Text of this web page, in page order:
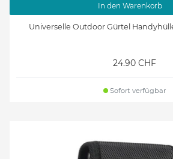
In den Warenkorb
Universelle Outdoor Gürtel
24.90 CHF
Sofort verfügbar